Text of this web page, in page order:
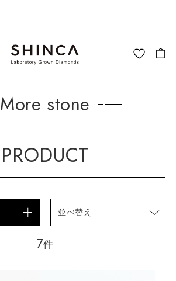
More stone
PRODUCT
並べ替え
7件